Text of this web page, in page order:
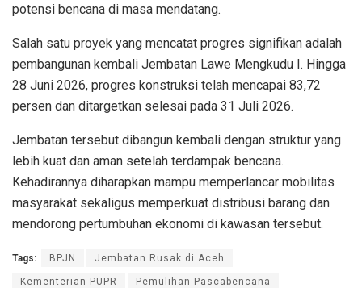
potensi bencana di masa mendatang.
Salah satu proyek yang mencatat progres signifikan adalah
pembangunan kembali Jembatan Lawe Mengkudu I. Hingga
28 Juni 2026, progres konstruksi telah mencapai 83,72
persen dan ditargetkan selesai pada 31 Juli 2026.
Jembatan tersebut dibangun kembali dengan struktur yang
lebih kuat dan aman setelah terdampak bencana.
Kehadirannya diharapkan mampu memperlancar mobilitas
masyarakat sekaligus memperkuat distribusi barang dan
mendorong pertumbuhan ekonomi di kawasan tersebut.
Tags: BPJN Jembatan Rusak di Aceh
Kementerian PUPR Pemulihan Pascabencana